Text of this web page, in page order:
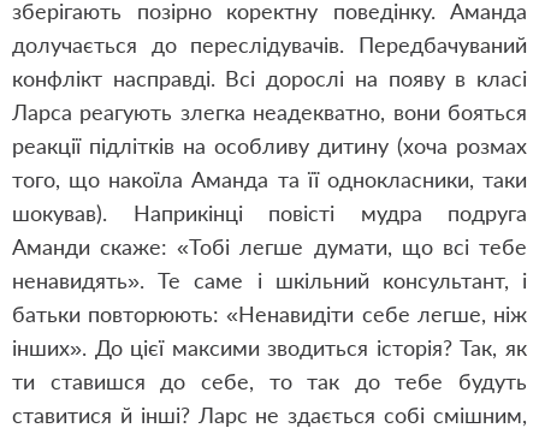
зберігають позірно коректну поведінку. Аманда
долучається до переслідувачів. Передбачуваний
конфлікт насправді. Всі дорослі на появу в класі
Ларса реагують злегка неадекватно, вони бояться
реакції підлітків на особливу дитину (хоча розмах
того, що накоїла Аманда та її однокласники, таки
шокував). Наприкінці повісті мудра подруга
Аманди скаже: «Тобі легше думати, що всі тебе
ненавидять». Те саме і шкільний консультант, і
батьки повторюють: «Ненавидіти себе легше, ніж
інших». До цієї максими зводиться історія? Так, як
ти ставишся до себе, то так до тебе будуть
ставитися й інші? Ларс не здається собі смішним,